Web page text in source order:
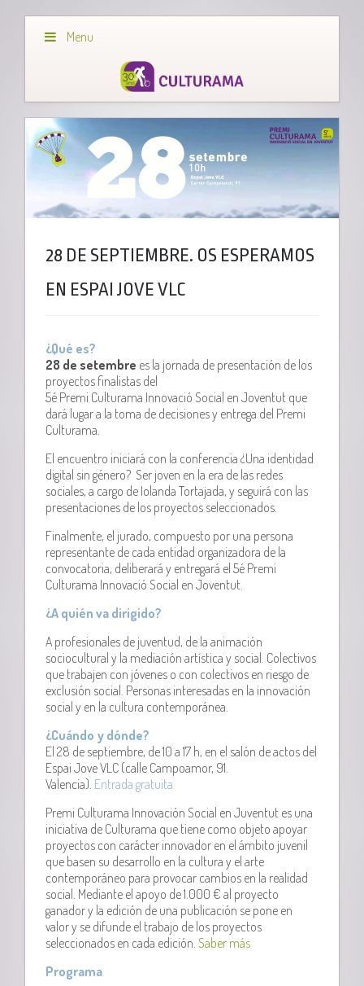
Menu
28 DE SEPTIEMBRE. OS ESPERAMOS
EN ESPAI JOVE VLC
¿Qué es?
28 de setembre es la jornada de presentación de los
proyectos finalistas del
5é Premi Culturama Innovació Social en Joventut que
dará lugar a la toma de decisiones y entrega del Premi
Culturama.
El encuentro iniciará con la conferencia ¿Una identidad
digital sin género? Ser joven en la era de las redes
sociales, a cargo de Iolanda Tortajada, y seguirá con las
presentaciones de los proyectos seleccionados.
Finalmente, el jurado, compuesto por una persona
representante de cada entidad organizadora de la
convocatoria, deliberará y entregará el 5é Premi
Culturama Innovació Social en Joventut.
¿A quién va dirigido?
A profesionales de juventud, de la animación
sociocultural y la mediación artística y social. Colectivos
que trabajen con jóvenes o con colectivos en riesgo de
exclusión social. Personas interesadas en la innovación
social y en la cultura contemporánea.
¿Cuándo y dónde?
El 28 de septiembre, de 10 a 17 h, en el salón de actos del
Espai Jove VLC (calle Campoamor, 91.
Valencia). Entrada gratuita
Premi Culturama Innovación Social en Juventut es una
iniciativa de Culturama que tiene como objeto apoyar
proyectos con carácter innovador en el ámbito juvenil
que basen su desarrollo en la cultura y el arte
contemporáneo para provocar cambios en la realidad
social. Mediante el apoyo de 1.000 € al proyecto
ganador y la edición de una publicación se pone en
valor y se difunde el trabajo de los proyectos
seleccionados en cada edición. Saber más
Programa